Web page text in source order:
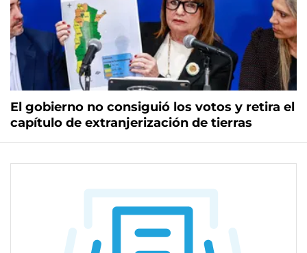
El gobierno no consiguió los votos y retira el
capítulo de extranjerización de tierras